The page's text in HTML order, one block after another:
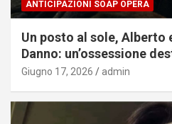
ANTICIPAZIONI SOAP OPERA
Un posto al sole, Alberto
Danno: un’ossessione
Giugno 17, 2026 admin